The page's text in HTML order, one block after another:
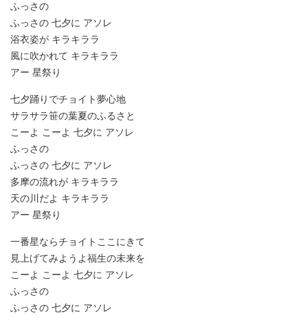
ふっさの
ふっさの 七夕に アソレ
浴衣姿が キラキララ
風に吹かれて キラキララ
アー 星祭り
七夕踊りでチョイト夢心地
サラサラ笹の葉夏のふるさと
こーよ こーよ 七夕に アソレ
ふっさの
ふっさの 七夕に アソレ
多摩の流れが キラキララ
天の川だよ キラキララ
アー 星祭り
一番星ならチョイトここにきて
見上げてみようよ福生の未来を
こーよ こーよ 七夕に アソレ
ふっさの
ふっさの 七夕に アソレ